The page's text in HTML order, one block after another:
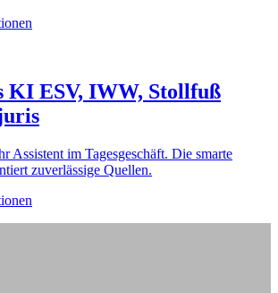
KI ESV, IWW, Stollfuß
Assistent im Tagesgeschäft. Die smarte
zuverlässige Quellen.